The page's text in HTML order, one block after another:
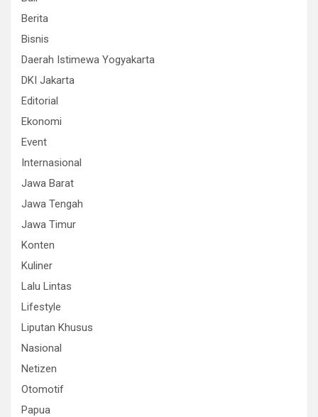
Berita
Bisnis
Daerah Istimewa Yogyakarta
DKI Jakarta
Editorial
Ekonomi
Event
Internasional
Jawa Barat
Jawa Tengah
Jawa Timur
Konten
Kuliner
Lalu Lintas
Lifestyle
Liputan Khusus
Nasional
Netizen
Otomotif
Papua